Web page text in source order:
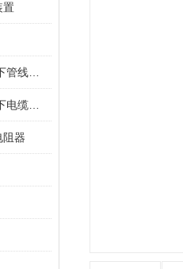
置
阻器